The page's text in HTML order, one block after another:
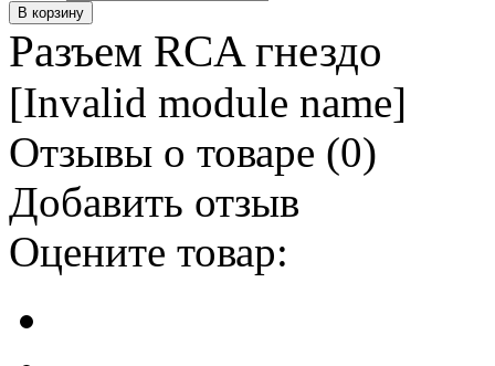
Разъем RCA гнездо
[Invalid module name]
Отзывы о товаре (0)
Добавить отзыв
Оцените товар: